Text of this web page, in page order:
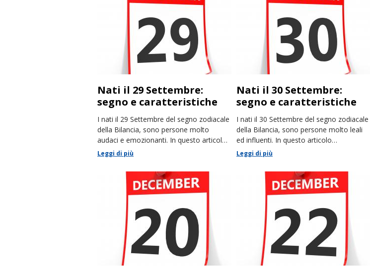
Nati il 29 Settembre:
segno e caratteristiche
I nati il 29 Settembre del segno zodiacale
della Bilancia, sono persone molto
audaci e emozionanti. In questo articolo
racconteremo le loro caratteristiche
Leggi di più
Nati il 30 Settembre:
segno e caratteristiche
I nati il 30 Settembre del segno zodiacale
della Bilancia, sono persone molto leali
ed influenti. In questo articolo
racconteremo le loro caratteristiche
Leggi di più